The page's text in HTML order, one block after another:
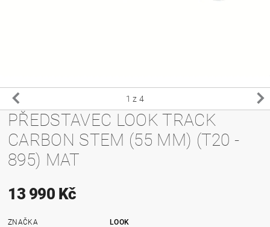
1 z 4
PŘEDSTAVEC LOOK TRACK
CARBON STEM (55 MM) (T20 -
895) MAT
13 990 Kč
ZNAČKA
LOOK